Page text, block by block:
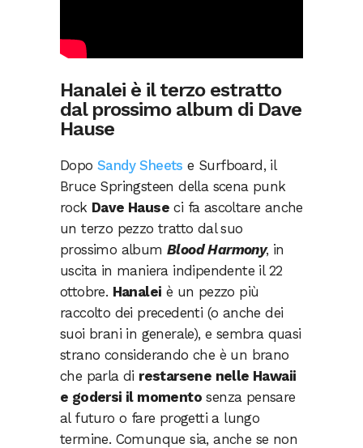
Hanalei è il terzo estratto
dal prossimo album di Dave
Hause
Dopo Sandy Sheets e Surfboard, il
Bruce Springsteen della scena punk
rock Dave Hause ci fa ascoltare anche
un terzo pezzo tratto dal suo
prossimo albumBlood Harmony, in
uscita in maniera indipendente il 22
ottobre. Hanalei è un pezzo più
raccolto dei precedenti (o anche dei
suoi brani in generale), e sembra quasi
strano considerando che è un brano
che parla di restarsene nelle Hawaii
e godersi il momento senza pensare
al futuro o fare progetti a lungo
termine. Comunque sia, anche se non